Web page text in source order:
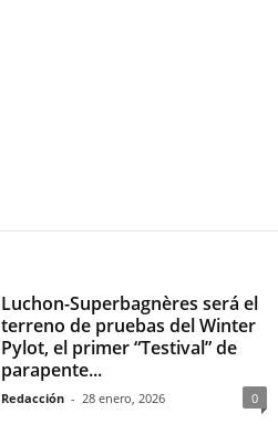
Luchon-Superbagnères será el
terreno de pruebas del Winter
Pylot, el primer “Testival” de
parapente...
Redacción - 28 enero, 2026 0